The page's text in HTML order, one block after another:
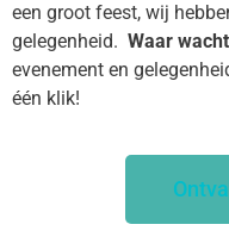
een groot feest, wij
gelegenheid. Waar
evenement en
één klik!